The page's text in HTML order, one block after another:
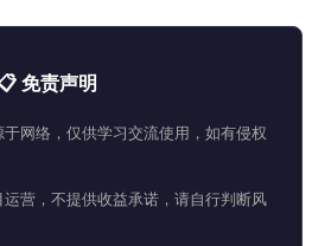
免责声明
网络，仅供学习交流使用，如有侵权
运营，不提供收益承诺，请自行判断风